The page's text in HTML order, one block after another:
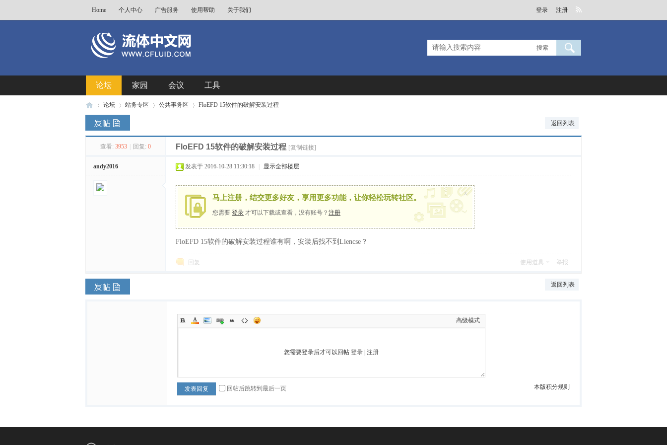
Home 个人中心 广告服务 使用帮助 关于我们 登录 注册
搜索
论坛 家园 会议 工具
论坛
›
站务专区
›
公共事务区
›
FloEFD 15软件的破解安装过程
返回列表
查看: 3953 回复: 0 FloEFD 15软件的破解安装过程 [复制链接]
andy2016 发表于 2016-10-28 11:30:18 显示全部楼层
马上注册，结交更多好友，享用更多功能，让你轻松玩转社区。
您需要 登录 才可以下载或查看，没有账号？ 注册
x
FloEFD 15软件的破解安装过程谁有啊，安装后找不到Liencse？
回复 使用道具 举报
返回列表
高级模式
您需要登录后才可以回帖 登录 注册
本版积分规则
发表回复 回帖后跳转到最后一页